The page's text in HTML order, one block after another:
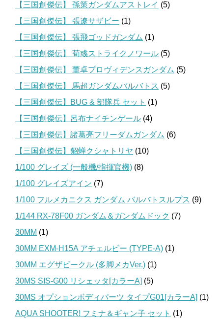
【三国創傑伝】 孫策ガンダムアストレイ (5)
【三国創傑伝】 張遼サザビー (1)
【三国創傑伝】 張飛ゴッドガンダム (1)
【三国創傑伝】 荀彧ストライクノワール (5)
【三国創傑伝】 董卓プロヴィデンスガンダム (5)
【三国創傑伝】 馬超ガンダムバルバトス (5)
【三国創傑伝】BUG & 部隊兵 セット (1)
【三国創傑伝】呂布ナイチンゲール (4)
【三国創傑伝】諸葛亮フリーダムガンダム (6)
【三国創傑伝】貂蝉クシャトリヤ (10)
1/100 グレイズ (一般機/指揮官機) (8)
1/100 グレイズアイン (7)
1/100 フルメカニクス ガンダム バルバトスルプス (9)
1/144 RX-78F00 ガンダム＆ガンダムドック (7)
30MM (1)
30MM EXM-H15A アチェルビー (TYPE-A) (1)
30MM エグザビークル (多脚メカVer.) (1)
30MS SIS-G00 リシェッタ[カラーA] (5)
30MS オプションボディパーツ タイプG01[カラーA] (1)
AQUA SHOOTER! フミナ＆ギャン子 セット (1)